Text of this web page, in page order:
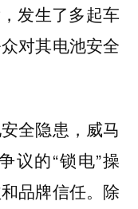
发生了多起车
对其电池安全
全隐患，威马
议的“锁电”操
品牌信任。除